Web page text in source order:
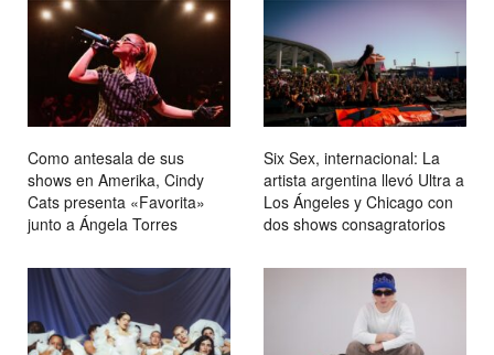
Como antesala de sus
shows en Amerika, Cindy
Cats presenta «Favorita»
junto a Ángela Torres
Six Sex, internacional: La
artista argentina llevó Ultra a
Los Ángeles y Chicago con
dos shows consagratorios